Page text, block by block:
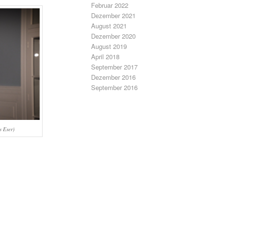
Eser)
Februar 2022
Dezember 2021
August 2021
Dezember 2020
August 2019
April 2018
September 2017
Dezember 2016
September 2016